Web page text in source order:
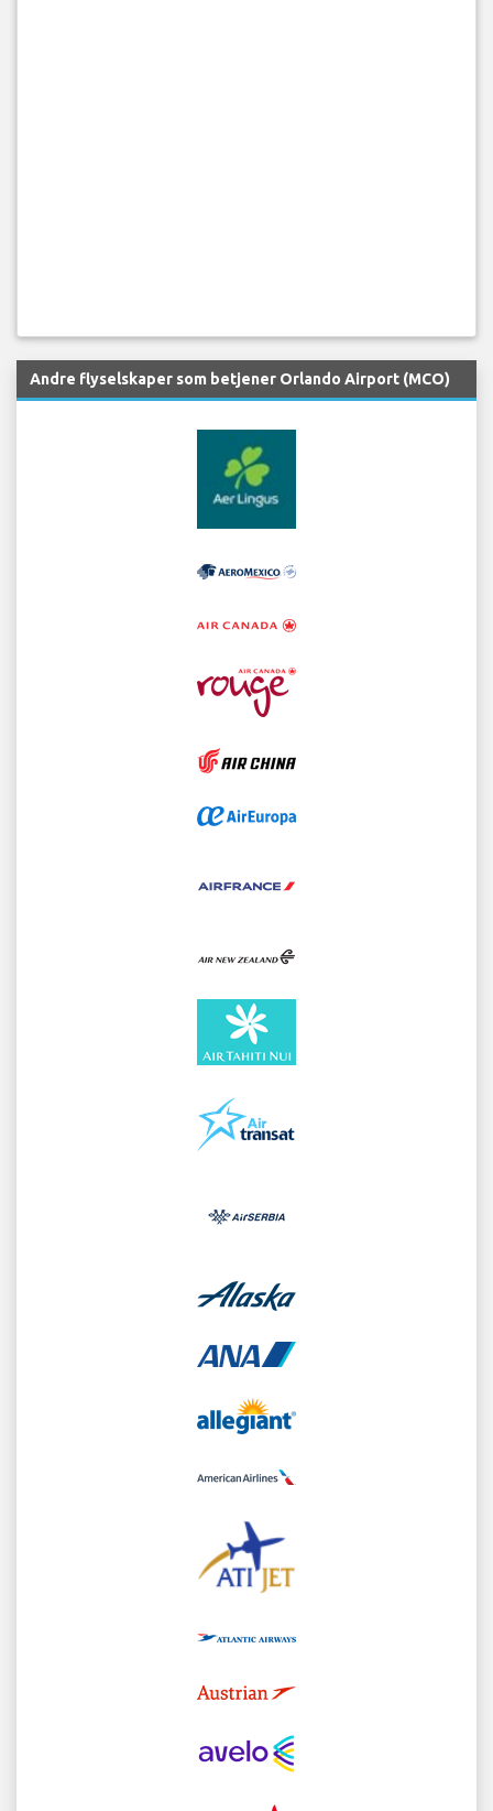
Andre flyselskaper som betjener Orlando Airport (MCO)